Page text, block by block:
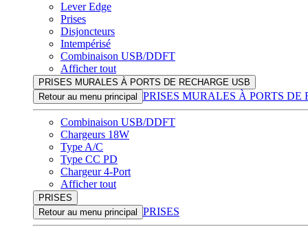
Lever Edge
Prises
Disjoncteurs
Intempérisé
Combinaison USB/DDFT
Afficher tout
PRISES MURALES À PORTS DE RECHARGE USB
Retour au menu principal
PRISES MURALES À PORTS DE
Combinaison USB/DDFT
Chargeurs 18W
Type A/C
Type CC PD
Chargeur 4-Port
Afficher tout
PRISES
Retour au menu principal
PRISES